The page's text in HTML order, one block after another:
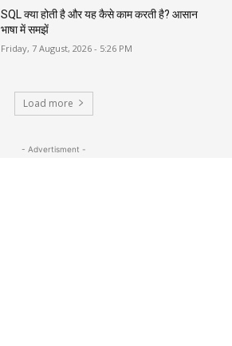
SQL क्या होती है और यह कैसे काम करती है? आसान
भाषा में समझें
Friday, 7 August, 2026 - 5:26 PM
Load more
- Advertisment -